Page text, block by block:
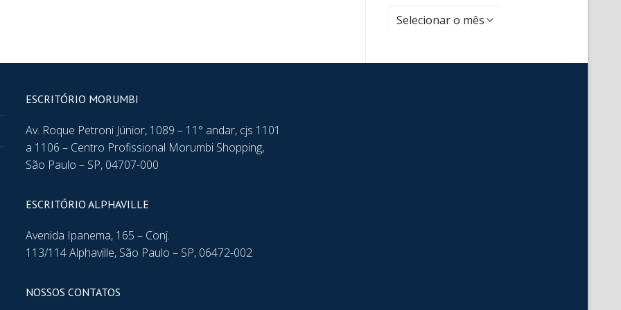
ESCRITÓRIO MORUMBI
Av. Roque Petroni Júnior, 1089 – 11° andar, cjs 1101
a 1106 – Centro Profissional Morumbi Shopping,
São Paulo – SP, 04707-000
ESCRITÓRIO ALPHAVILLE
Avenida Ipanema, 165 – Conj.
113/114 Alphaville, São Paulo – SP, 06472-002
NOSSOS CONTATOS